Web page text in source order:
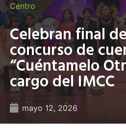
Centro
Celebran final
concurso de
“Cuéntamelo
cargo del IMCC
mayo 12, 2026